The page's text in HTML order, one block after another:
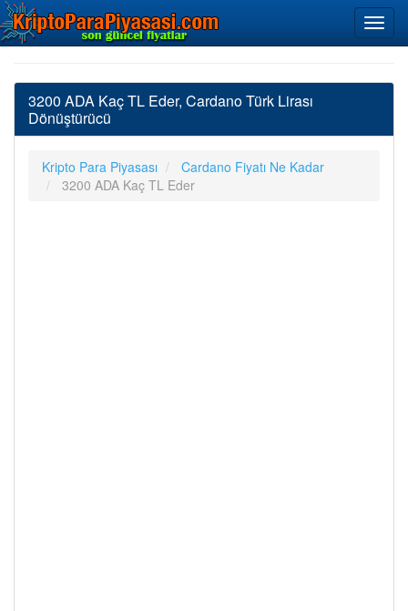
3200 ADA Kaç TL Eder, Cardano Türk Lirası
Dönüştürücü
Kripto Para Piyasası
Cardano Fiyatı Ne Kadar
3200 ADA Kaç TL Eder